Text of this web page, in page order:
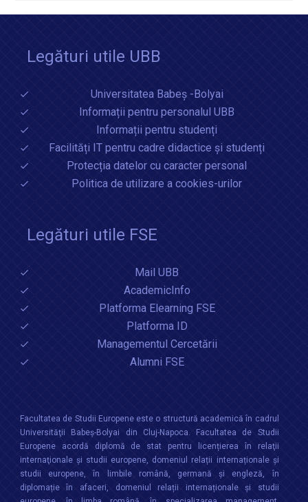
Legături utile UBB
Universitatea Babeș -Bolyai
Informații pentru personalul UBB
Informații pentru studenți
Facilități IT pentru cadre didactice și studenți
Protecția datelor cu caracter personal
Politica de utilizare a cookies-urilor
Legături utile FSE
Mail UBB
AcademicInfo
Platforma Elearning FSE
Platforma ID
Managementul Cercetării
Alumni FSE
Facultatea de Studii Europene este o structură academică în cadrul
Universităţii Babeș-Bolyai din Cluj-Napoca. Facultatea de Studii
Europene acordă diplomă de stat pentru licențierea în relaţii
internaţionale şi studii europene, domeniul relații internaționale şi
studii europene, în limbile română, germană și engleză, în
diplomație în afaceri, domeniul relații internaționale și studii